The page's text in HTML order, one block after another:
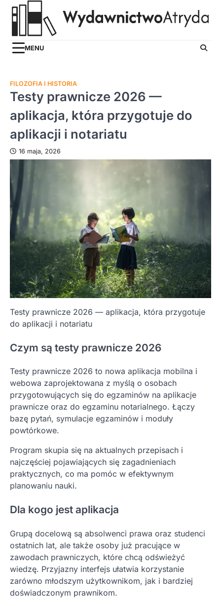
Skip
MENU
FILOZOFIA I HISTORIA
Testy prawnicze 2026 —
aplikacja, która przygotuje do
aplikacji i notariatu
16 maja, 2026
Testy prawnicze 2026 — aplikacja, która przygotuje
do aplikacji i notariatu
Czym są testy prawnicze 2026
Testy prawnicze 2026 to nowa aplikacja mobilna i
webowa zaprojektowana z myślą o osobach
przygotowujących się do egzaminów na aplikacje
prawnicze oraz do egzaminu notarialnego. Łączy
bazę pytań, symulacje egzaminów i moduły
powtórkowe.
Program skupia się na aktualnych przepisach i
najczęściej pojawiających się zagadnieniach
praktycznych, co ma pomóc w efektywnym
planowaniu nauki.
Dla kogo jest aplikacja
Grupą docelową są absolwenci prawa oraz studenci
ostatnich lat, ale także osoby już pracujące w
zawodach prawniczych, które chcą odświeżyć
wiedzę. Przyjazny interfejs ułatwia korzystanie
zarówno młodszym użytkownikom, jak i bardziej
doświadczonym prawnikom.